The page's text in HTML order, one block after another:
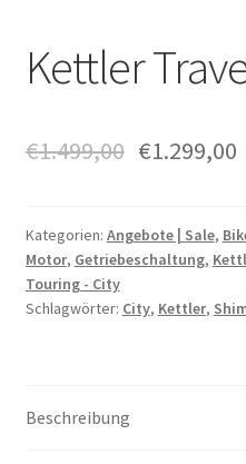
Kettler
€1.499,00 €1.299,00
Kategorien: Angebote | Sale,
Motor, Getriebeschaltung,
Touring - City
Schlagwörter: City, Kettler,
Beschreibung